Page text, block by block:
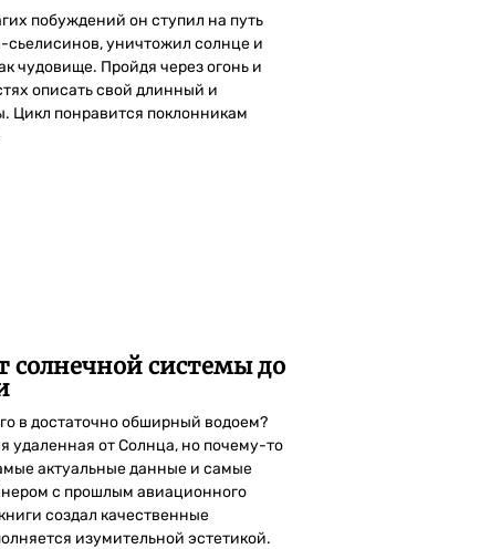
побуждений он ступил на путь
сьелисинов, уничтожил солнце и
чудовище. Пройдя через огонь и
описать свой длинный и
Цикл понравится поклонникам
солнечной системы до
в достаточно обширный водоем?
удаленная от Солнца, но почему-то
актуальные данные и самые
с прошлым авиационного
создал качественные
изумительной эстетикой.